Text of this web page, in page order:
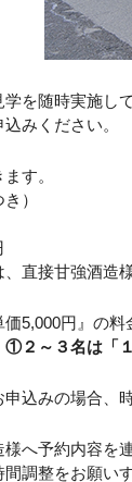
を随時実施して
みください。
す。
）
直接甘強酒造
価5,000円』の料
①２～３名は「
込みの場合、
へ予約内容を
間調整をお願い